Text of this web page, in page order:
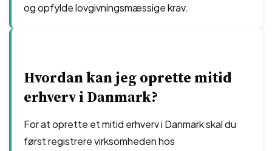
og opfylde lovgivningsmæssige krav.
Hvordan kan jeg oprette mitid
erhverv i Danmark?
For at oprette et mitid erhverv i Danmark skal du
først registrere virksomheden hos